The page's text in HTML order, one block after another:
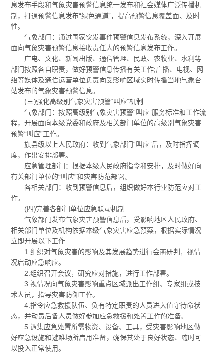
息发布手段和气象灾害预警信息统一发布和社会媒体广泛传播机
制，打通预警信息发布“绿色通道”，提高预警信息覆盖面、及时
性。
气象部门：通过国家突发事件预警信息发布系统，深入开展
面向气象灾害预警信息接收责任人的预警信息发布工作。
广电、文化、新闻出版、通信管理、民政、农牧业、水利等
部门按照各自职责，做好预警信息传播有关工作;广播、电视、网
络等媒体及通信运营单位负责向受影响区域实时传播当地气象台
站发布的气象灾害预警信息。
(三)强化高级别气象灾害预警“叫应”机制
气象部门：按照高级别气象灾害预警“叫应”服务标准和工作流
程，开展面向本级党委和政府及相关部门单位的高级别气象灾害
预警“叫应”工作。
旗县级以上人民政府：收到气象部门“叫应”后，及时指挥调
度，作出安排部署。
应急管理部门：根据本级人民政府指令和安排，及时做好向
有关部门单位的“叫应”和灾害防范部署。
各相关部门：收到预警信息后，组织做好本行业防范应对工
作。
(四)完善各部门单位应急联动机制
气象部门发布气象灾害预警信息后，受影响地区人民政府、
相关部门单位及机构依据本级气象灾害应急预案，根据实际情况
立即开展以下工作:
1.组织对气象灾害的影响及其发展趋势进行会商研判，视情
况启动应急响应。
2.组织召开会议，研究应对措施，进行工作部署。
3.视情况向气象灾害影响重点区域派出工作组、专家组或技
术人员，指导灾害防御工作。
4.指令应急救援队伍、负有特定职责的人员进入值守待命状
态，并动员后备人员做好参加应急救援和处置工作的准备。
5.调集应急处置所需物资、设备、工具，受灾害影响地区做
好应急设施和避难场所启用准备，确保其处于良好状态、随时可
以投入正常使用。